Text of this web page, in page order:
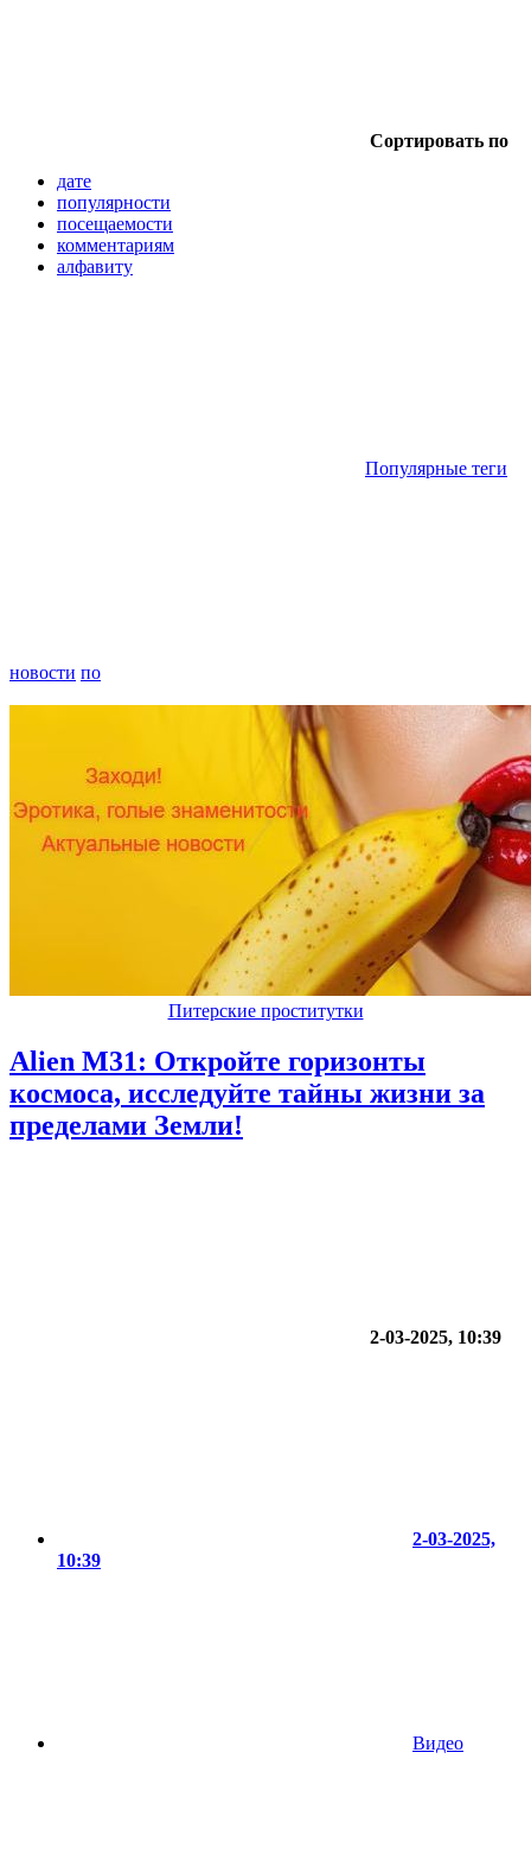
Сортировать по
дате
популярности
посещаемости
комментариям
алфавиту
Популярные теги
новости по
Питерские проститутки
Alien M31: Откройте горизонты
космоса, исследуйте тайны жизни за
пределами Земли!
2-03-2025, 10:39
2-03-2025,
10:39
Видео